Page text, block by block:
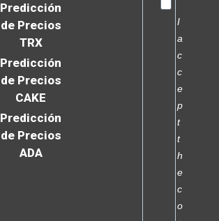
Predicción
de Precios
TRX
Predicción
de Precios
CAKE
Predicción
de Precios
ADA
I
a
c
c
e
p
t
t
h
e
c
o